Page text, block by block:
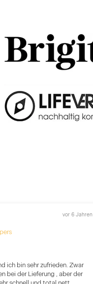
vor 6 Jahren
ich bin sehr zufrieden. Zwar
bei der Lieferung , aber der